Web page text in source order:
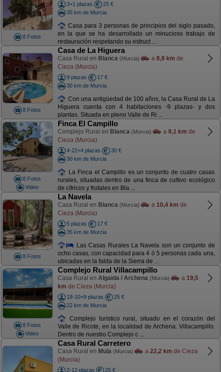
8 Fotos
3+1 plazas
25 €
35 km de Murcia
Casa para 3 personas de principios del siglo pasado,
en la que se ha desarrollado un minucioso trabajo de
restauración respetando su estruct ...
8 Fotos
Casa de La Higuera
Casa Rural en Blanca (Murcia) a 8,9 km de
Cieza (Murcia)
9 plazas
17 €
30 km de Murcia
Con una antigüedad de 100 años, la Casa Rural de La
Higuera cuenta con 4 habitaciones -9 plazas- y dos
plantas. Situada en pleno Valle de Ri ...
8 Fotos
Video
Finca El Campillo
Complejo Rural en Blanca (Murcia) a 9,1 km de
Cieza (Murcia)
4-22+4 plazas
30 €
30 km de Murcia
La Finca el Campillo es un conjunto de cuatro casas
rurales, situadas dentro de una finca de cultivo ecológico
de cítricos y frutales en Bla ...
8 Fotos
La Navela
Casa Rural en Blanca (Murcia) a 10,4 km de
Cieza (Murcia)
5 plazas
17 €
35 km de Murcia
Las Casas Rurales La Navela son un conjunto de
ocho casas, con capacidad para 4 ó 5 personas cada una,
ubicadas en la falda de la Sierra de ...
8 Fotos
Video
Complejo Rural Villacampillo
Casa Rural en Algaida / Archena (Murcia) a 19,5
km de Cieza (Murcia)
18-10+9 plazas
25 €
22 km de Murcia
Complejo turístico rural, situado en el corazón del
Valle de Ricote, en la localidad de Archena. Villacampillo.
Dentro de nuestro Complejo c ...
Casa Rural Carretero
Casa Rural en Mula (Murcia) a 22,2 km de Cieza
(Murcia)
2-12 plazas
25 €